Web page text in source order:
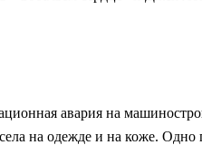
авария на
на одежде и на коже. Одно